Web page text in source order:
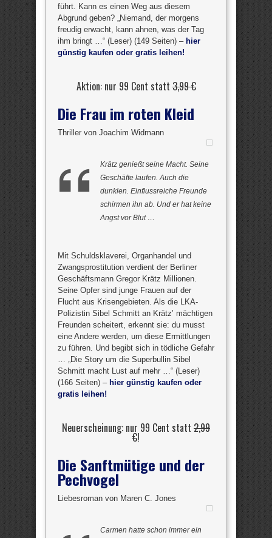
führt. Kann es einen Weg aus diesem
Abgrund geben? „Niemand, der morgens
freudig erwacht, kann ahnen, was der Tag
ihm bringt …“ (Leser) (149 Seiten) – hier
günstig kaufen oder gratis leihen!
Aktion: nur 99 Cent statt3,99 €
Die Frau im roten Kleid
Thriller von Joachim Widmann
Krätz genießt seine Macht. Seine
Geschäfte laufen. Auch die
dunklen. Einflussreiche Freunde
schirmen ihn ab. Und er hat keine
Angst vor Blut …
Mit Schuldsklaverei, Organhandel und
Zwangsprostitution verdient der Berliner
Geschäftsmann Gregor Krätz Millionen.
Seine Opfer sind junge Frauen auf der
Flucht aus Krisengebieten. Als die LKA-
Polizistin Sibel Schmitt an Krätz’ mächtigen
Freunden scheitert, erkennt sie: du musst
eine Andere werden, um diese Ermittlungen
zu führen. Und begibt sich in tödliche Gefahr
… „Die Story um die Superbullin Sibel
Schmitt macht Lust auf mehr …“ (Leser)
(166 Seiten) – hier günstig kaufen oder
gratis leihen!
Neuerscheinung: nur 99 Cent statt 2,99
€!
Die Sanftmütige und der
Pechvogel
Liebesroman von Maren C. Jones
Carmen hatte schon immer ein